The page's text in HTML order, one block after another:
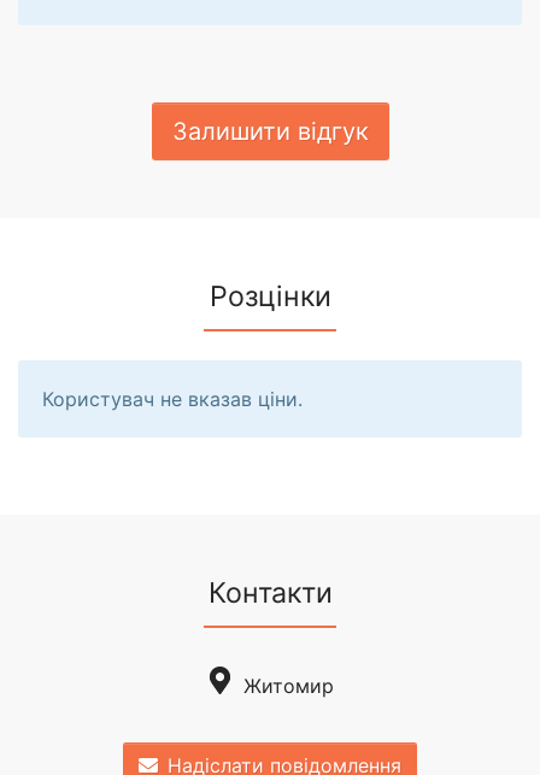
Залишити відгук
Розцінки
Користувач не вказав ціни.
Контакти
Житомир
Надіслати повідомлення